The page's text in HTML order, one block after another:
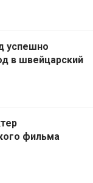
успешно
в швейцарский
фильма